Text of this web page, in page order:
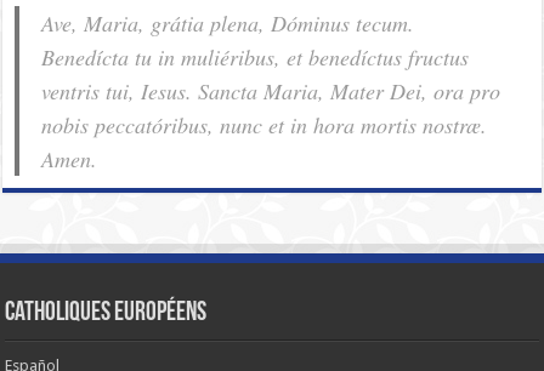
Ave, Maria, grátia plena, Dóminus tecum.
Benedícta tu in muliéribus, et benedíctus fructus
ventris tui, Iesus. Sancta Maria, Mater Dei, ora pro
nobis pec­ca­tóribus, nunc et in hora mortis nostræ.
Amen.
Catholiques européens
Español